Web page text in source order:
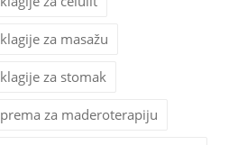
za masažu
za stomak
za maderoterapiju